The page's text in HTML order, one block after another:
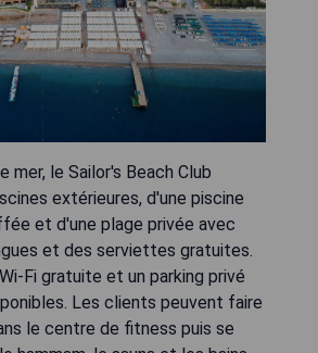
mer, le Sailor's Beach Club
extérieures, d'une piscine
et d'une plage privée avec
et des serviettes gratuites.
Fi gratuite et un parking privé
Les clients peuvent faire
le centre de fitness puis se